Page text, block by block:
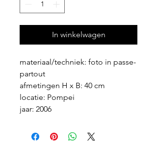
In winkelwagen
materiaal/techniek: foto in passe-
partout
afmetingen H x B: 40 cm
locatie: Pompei
jaar: 2006